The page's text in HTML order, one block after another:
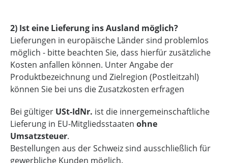
2) Ist eine Lieferung ins Ausland möglich?
Lieferungen in europäische Länder sind problemlos
möglich - bitte beachten Sie, dass hierfür zusätzliche
Kosten anfallen können. Unter Angabe der
Produktbezeichnung und Zielregion (Postleitzahl)
können Sie bei uns die Zusatzkosten erfragen
Bei gültiger USt-IdNr. ist die innergemeinschaftliche
Lieferung in EU-Mitgliedsstaaten ohne
Umsatzsteuer.
Bestellungen aus der Schweiz sind ausschließlich für
gewerbliche Kunden möglich.